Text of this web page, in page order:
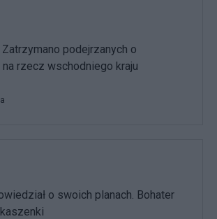
Zatrzymano podejrzanych o
rzecz wschodniego kraju
o swoich planach. Bohater